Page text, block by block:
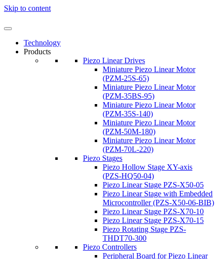
Skip to content
Technology
Products
Piezo Linear Drives
Miniature Piezo Linear Motor
(PZM-25S-65)
Miniature Piezo Linear Motor
(PZM-35BS-95)
Miniature Piezo Linear Motor
(PZM-35S-140)
Miniature Piezo Linear Motor
(PZM-50M-180)
Miniature Piezo Linear Motor
(PZM-70L-220)
Piezo Stages
Piezo Hollow Stage XY-axis
(PZS-HQ50-04)
Piezo Linear Stage PZS-X50-05
Piezo Linear Stage with Embedded
Microcontroller (PZS-X50-06-BIB)
Piezo Linear Stage PZS-X70-10
Piezo Linear Stage PZS-X70-15
Piezo Rotating Stage PZS-
THDT70-300
Piezo Controllers
Peripheral Board for Piezo Linear